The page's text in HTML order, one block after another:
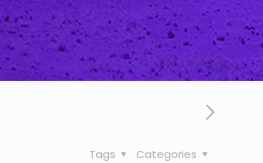
Categories
Tags